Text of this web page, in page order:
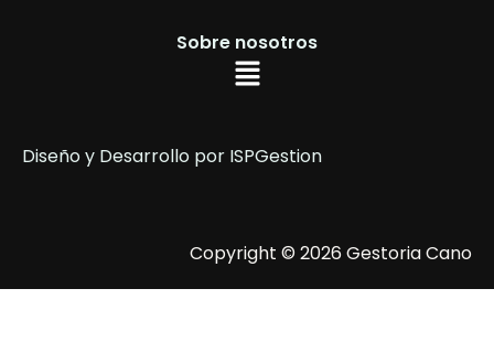
Sobre nosotros
Diseño y Desarrollo por ISPGestion
Copyright © 2026 Gestoria Cano